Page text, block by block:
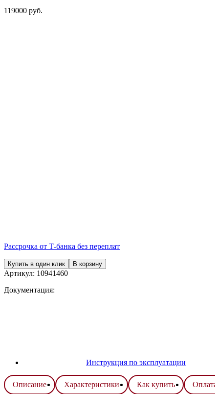
119000 руб.
Рассрочка от Т-банка без переплат
Купить в один клик В корзину
Артикул: 10941460
Документация:
Инструкция по эксплуатации
Описание Характеристики Как купить Оплата